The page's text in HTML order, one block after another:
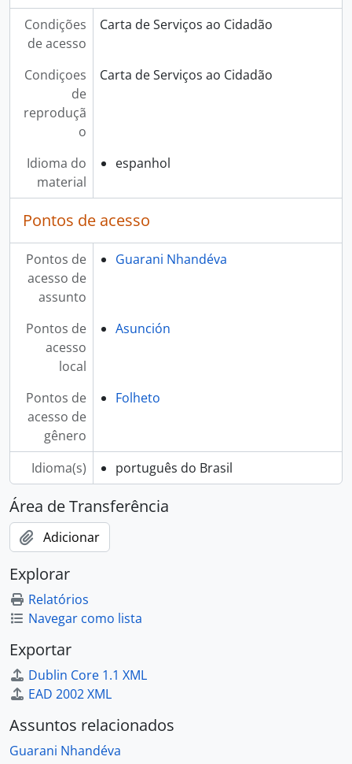
Condições
de acesso
Carta de Serviços ao Cidadão
Condiçoes
de
reproduçã
o
Carta de Serviços ao Cidadão
Idioma do
material
espanhol
Pontos de acesso
Pontos de
acesso de
assunto
Guarani Nhandéva
Pontos de
acesso
local
Asunción
Pontos de
acesso de
gênero
Folheto
Idioma(s) português do Brasil
Área de Transferência
Adicionar
Explorar
Relatórios
Navegar como lista
Exportar
Dublin Core 1.1 XML
EAD 2002 XML
Assuntos relacionados
Guarani Nhandéva